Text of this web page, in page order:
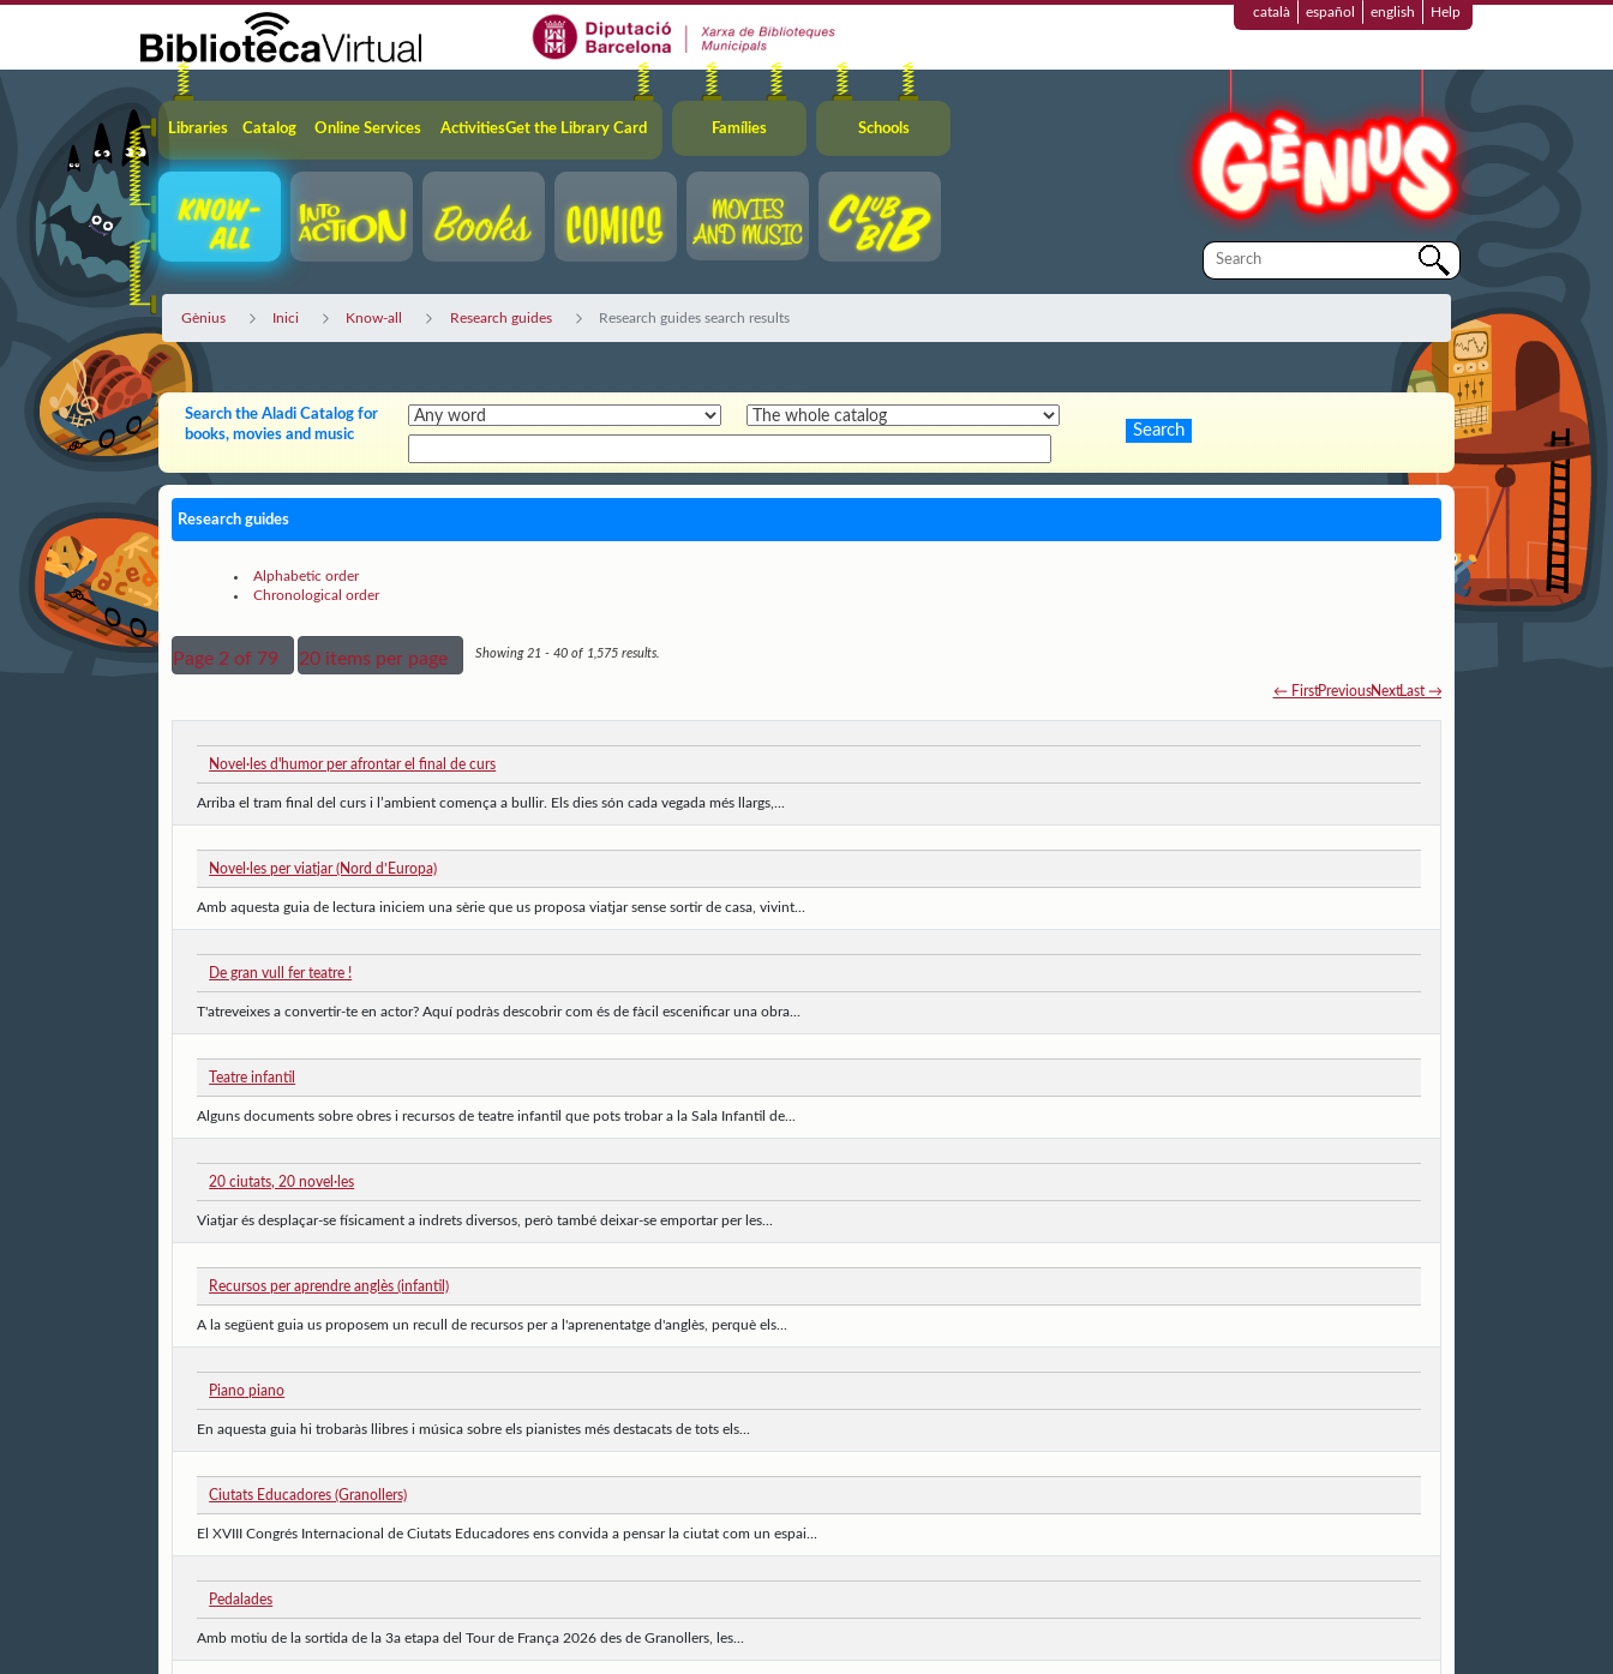
català español english Help
Navigation
Libraries Catalog Online Services ActivitiesGet the Library Card Famílies Schools
Gènius Inici Know-all Research guides Research guides search results
Search the Aladi Catalog for
books, movies and music
Research guides
Alphabetic order
Chronological order
Page 2 of 79 20 items per page Showing 21 - 40 of 1,575 results.
← FirstPreviousNextLast →
Novel·les d'humor per afrontar el final de curs
Arriba el tram final del curs i l’ambient comença a bullir. Els dies són cada vegada més llargs,...
Novel·les per viatjar (Nord d’Europa)
Amb aquesta guia de lectura iniciem una sèrie que us proposa viatjar sense sortir de casa, vivint...
De gran vull fer teatre !
T'atreveixes a convertir-te en actor? Aquí podràs descobrir com és de fàcil escenificar una obra...
Teatre infantil
Alguns documents sobre obres i recursos de teatre infantil que pots trobar a la Sala Infantil de...
20 ciutats, 20 novel·les
Viatjar és desplaçar-se físicament a indrets diversos, però també deixar-se emportar per les...
Recursos per aprendre anglès (infantil)
A la següent guia us proposem un recull de recursos per a l'aprenentatge d'anglès, perquè els...
Piano piano
En aquesta guia hi trobaràs llibres i música sobre els pianistes més destacats de tots els...
Ciutats Educadores (Granollers)
El XVIII Congrés Internacional de Ciutats Educadores ens convida a pensar la ciutat com un espai...
Pedalades
Amb motiu de la sortida de la 3a etapa del Tour de França 2026 des de Granollers, les...